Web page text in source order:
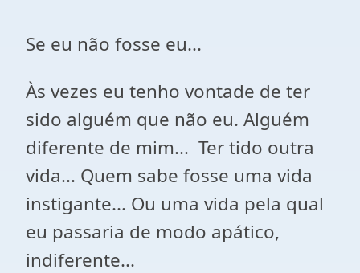
Se eu não fosse eu...
Às vezes eu tenho vontade de ter
sido alguém que não eu. Alguém
diferente de mim... Ter tido outra
vida... Quem sabe fosse uma vida
instigante... Ou uma vida pela qual
eu passaria de modo apático,
indiferente...